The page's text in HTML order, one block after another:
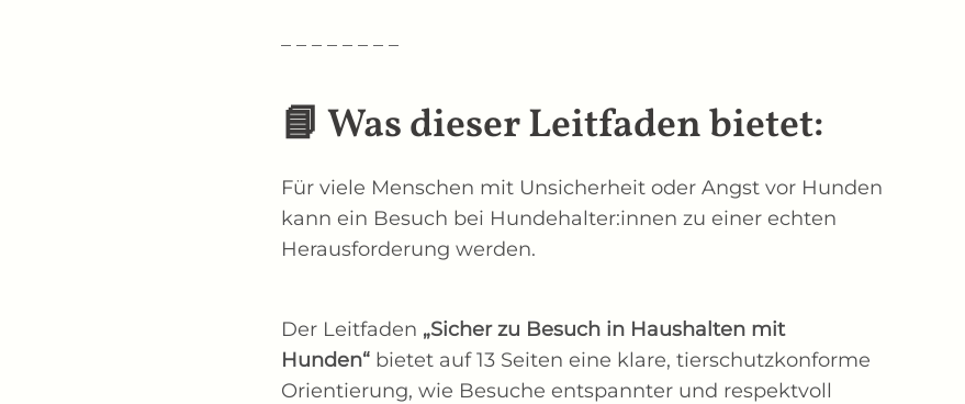
📘 Was dieser Leitfaden bietet:
Für viele Menschen mit Unsicherheit oder Angst vor Hunden
kann ein Besuch bei Hundehalter:innen zu einer echten
Herausforderung werden.
Der Leitfaden „Sicher zu Besuch in Haushalten mit
Hunden“ bietet auf 13 Seiten eine klare, tierschutzkonforme
Orientierung, wie Besuche entspannter und respektvoll